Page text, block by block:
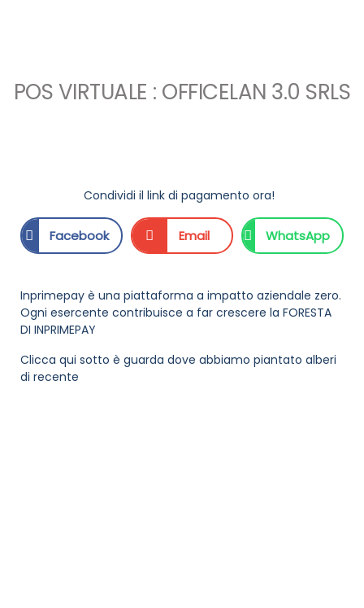
POS VIRTUALE : OFFICELAN 3.0 SRLS
Condividi il link di pagamento ora!
Facebook Email WhatsApp
Inprimepay è una piattaforma a impatto aziendale zero.
Ogni esercente contribuisce a far crescere la FORESTA
DI INPRIMEPAY
Clicca qui sotto è guarda dove abbiamo piantato alberi
di recente